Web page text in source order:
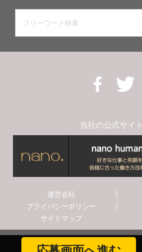
当社の公式サイト
運営会社
プライバシーポリシー
サイトマップ